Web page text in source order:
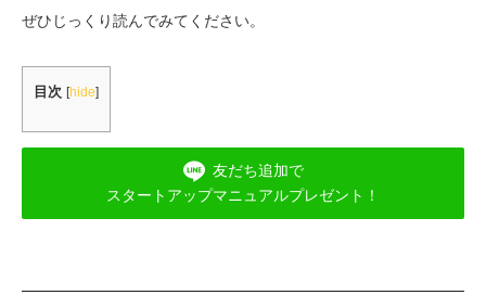
ぜひじっくり読んでみてください。
目次 [hide]
友だち追加で
スタートアップマニュアルプレゼント！